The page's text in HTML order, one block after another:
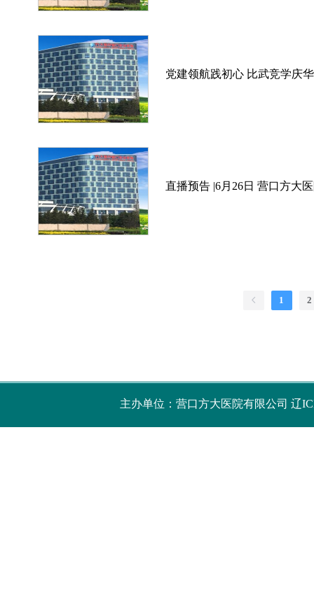
党建领航践初心 比武竞学庆
直播预告 |6月26日 营口方大
1 2
主办单位：营口方大医院有限公司 辽